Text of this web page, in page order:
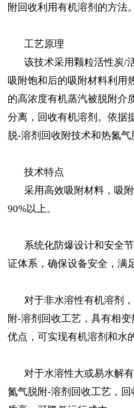
附回收利用有机溶剂的方法。
工艺原理
该技术采用颗粒活性炭/
吸附饱和后的吸附材料利用
的高浓度有机蒸汽被脱附介
分离，回收有机溶剂。依据
脱-溶剂回收附技术和热氮气
技术特点
采用高效吸附材料，吸
90%以上。
系统化防爆设计和安全
证体系，确保设备安全，满
对于非水溶性有机溶剂
附-溶剂回收工艺，具有相
优点，可实现有机溶剂和水
对于水溶性大或易水解
氮气脱附-溶剂回收工艺，